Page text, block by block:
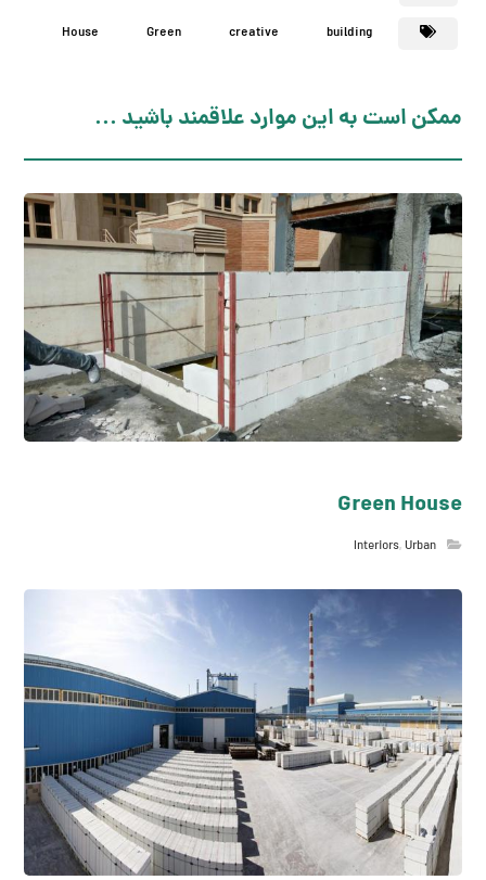
building
creative
Green
House
ممکن است به این موارد علاقمند باشید ...
Green House
Interiors,Urban